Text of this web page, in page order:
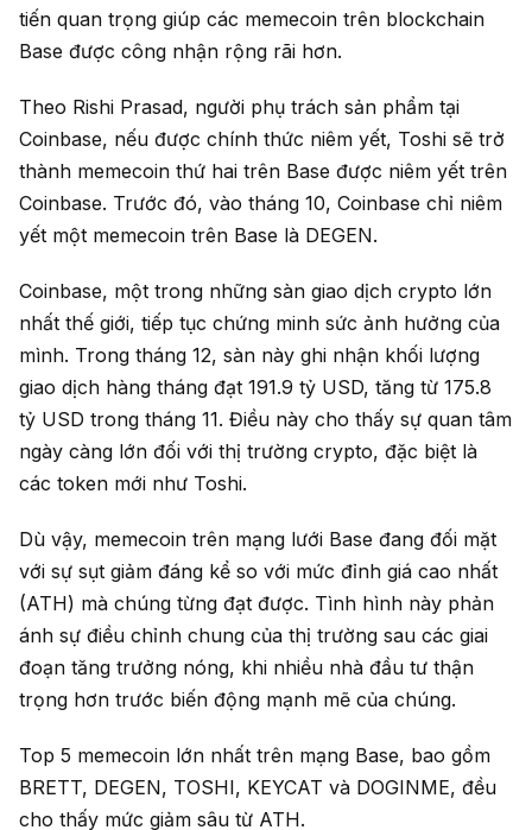
tiến quan trọng giúp các memecoin trên blockchain
Base được công nhận rộng rãi hơn.
Theo Rishi Prasad, người phụ trách sản phẩm tại
Coinbase, nếu được chính thức niêm yết, Toshi sẽ trở
thành memecoin thứ hai trên Base được niêm yết trên
Coinbase. Trước đó, vào tháng 10, Coinbase chỉ niêm
yết một memecoin trên Base là DEGEN.
Coinbase, một trong những sàn giao dịch crypto lớn
nhất thế giới, tiếp tục chứng minh sức ảnh hưởng của
mình. Trong tháng 12, sàn này ghi nhận khối lượng
giao dịch hàng tháng đạt 191.9 tỷ USD, tăng từ 175.8
tỷ USD trong tháng 11. Điều này cho thấy sự quan tâm
ngày càng lớn đối với thị trường crypto, đặc biệt là
các token mới như Toshi.
Dù vậy, memecoin trên mạng lưới Base đang đối mặt
với sự sụt giảm đáng kể so với mức đỉnh giá cao nhất
(ATH) mà chúng từng đạt được. Tình hình này phản
ánh sự điều chỉnh chung của thị trường sau các giai
đoạn tăng trưởng nóng, khi nhiều nhà đầu tư thận
trọng hơn trước biến động mạnh mẽ của chúng.
Top 5 memecoin lớn nhất trên mạng Base, bao gồm
BRETT, DEGEN, TOSHI, KEYCAT và DOGINME, đều
cho thấy mức giảm sâu từ ATH.